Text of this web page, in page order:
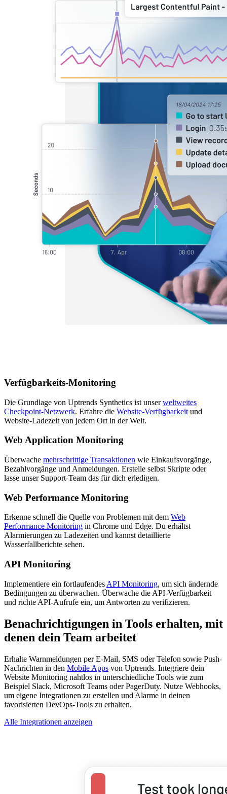
Verfügbarkeits-Monitoring
Die Grundlage von Uptrends Synthetics ist unserweltweites
Checkpoint-Netzwerk. Erfahre die Website-Verfügbarkeit und
Website-Ladezeit von jedem Ort in der Welt.
Web Application Monitoring
Überwache mehrschrittige Transaktionen wie Einkaufsvorgänge,
Bezahlvorgänge und Anmeldungen. Erstelle selbst Skripte oder
lasse unser Support-Team das für dich erledigen.
Web Performance Monitoring
Erkenne schnell die Quelle von Problemen mit dem Web
Performance Monitoring in Chrome und Edge. Du erhältst
Alarmierungen zu Ladezeiten und kannst detaillierte
Wasserfallberichte sehen.
API Monitoring
Implementiere ein fortlaufendes API Monitoring, um sich ändernde
Bedingungen zu überwachen. Überwache die API-Verfügbarkeit
und richte API-Aufrufe ein, um Antworten zu verifizieren.
Benachrichtigungen in Tools erhalten, mit
denen dein Team arbeitet
Erhalte Warnmeldungen per E-Mail, SMS oder Telefon sowie Push-
Nachrichten in den Mobile Apps von Uptrends. Integriere dein
Website Monitoring nahtlos in unterschiedliche Tools wie zum
Beispiel Slack, Microsoft Teams oder PagerDuty. Nutze Webhooks,
um eigene Integrationen zu erstellen und Alarme in deinen
favorisierten DevOps-Tools zu erhalten.
Alle Integrationen anzeigen